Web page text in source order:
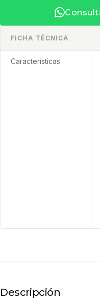
FICHA TÉCNICA
Características
Descripción